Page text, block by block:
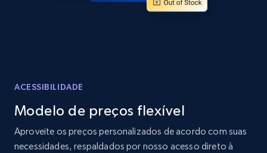
URL, Domain, Country code, Model number,
Home Depot US - Discover products by
specified UPC
ACESSIBILIDADE
Modelo de preços flexível
Aproveite os preços personalizados de acordo com suas
necessidades, respaldados por nosso acesso direto à